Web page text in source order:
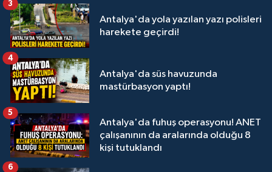
Antalya'da yola yazılan yazı polisleri
harekete geçirdi!
3
Antalya'da süs havuzunda
mastürbasyon yaptı!
4
Antalya'da fuhuş operasyonu! ANET
çalışanının da aralarında olduğu 8
kişi tutuklandı
5
6